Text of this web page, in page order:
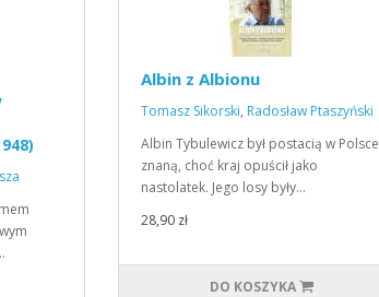
Albin z Albionu
Tomasz Sikorski, Radosław Ptaszyński
Albin Tybulewicz był postacią w Polsce
znaną, choć kraj opuścił jako
nastolatek. Jego losy były…
28,90 zł
DO KOSZYKA